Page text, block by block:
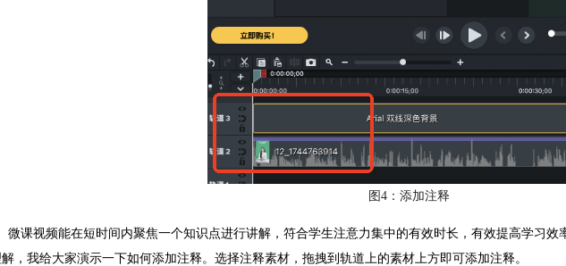
图4：添加注释
微课视频能在短时间内聚焦一个知识点进行讲解，符合学生注意力集中的有效时长，有效提高学习
，我给大家演示一下如何添加注释。选择注释素材，拖拽到轨道上的素材上方即可添加注释。